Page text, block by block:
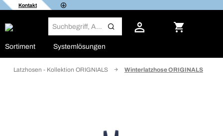
Kontakt
Sortiment Systemlösungen
Latzhosen - Kollektion ORIGNIALS Winterlatzhose ORIGINALS